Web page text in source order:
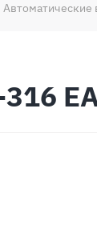
Автоматические
316